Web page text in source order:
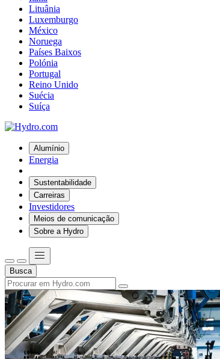
Lituânia
Luxemburgo
México
Noruega
Países Baixos
Polónia
Portugal
Reino Unido
Suécia
Suíça
Alumínio
Energia
Sustentabilidade
Carreiras
Investidores
Meios de comunicação
Sobre a Hydro
Busca